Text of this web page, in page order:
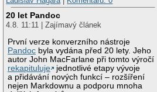
20 let Pandoc
4.8. 11:11 | Zajímavý článek
První verze konverzního nástroje
Pandoc byla vydána před 20 lety. Jeho
autor John MacFarlane při tomto výročí
rekapituluje
jednotlivé etapy vývoje
a přidávání nových funkcí – rozšíření
nejen Markdownu a podporu mnoha